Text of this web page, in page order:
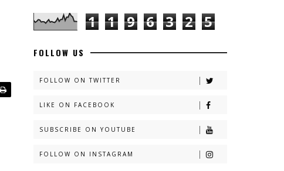
1 1 9 6 3 2 5
FOLLOW US
FOLLOW ON TWITTER
LIKE ON FACEBOOK
SUBSCRIBE ON YOUTUBE
FOLLOW ON INSTAGRAM